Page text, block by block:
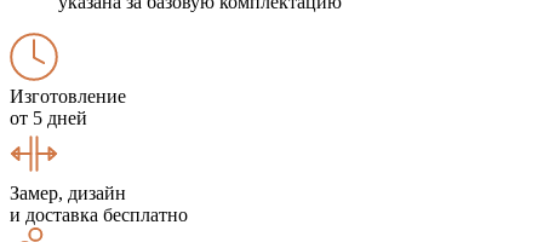
Изготовление
от 5 дней
Замер, дизайн
и доставка бесплатно